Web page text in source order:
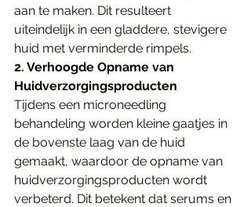
aan te maken. Dit resulteert
uiteindelijk in een gladdere, stevigere
huid met verminderde rimpels.
2. Verhoogde Opname van
Huidverzorgingsproducten
Tijdens een microneedling
behandeling worden kleine gaatjes in
de bovenste laag van de huid
gemaakt, waardoor de opname van
huidverzorgingsproducten wordt
verbeterd. Dit betekent dat serums en